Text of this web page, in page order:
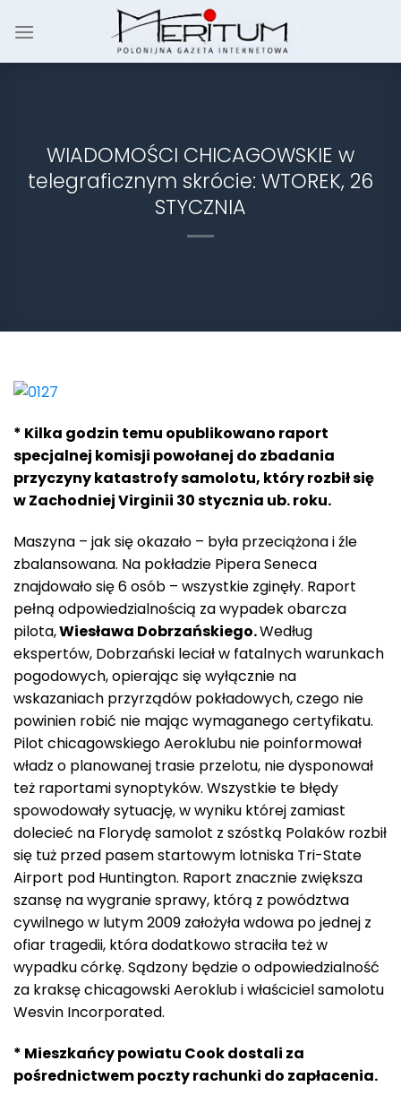
WIADOMOŚCI CHICAGOWSKIE w
telegraficznym skrócie: WTOREK, 26
STYCZNIA
* Kilka godzin temu opublikowano raport
specjalnej komisji powołanej do zbadania
przyczyny katastrofy samolotu, który rozbił się
w Zachodniej Virginii 30 stycznia ub. roku.
Maszyna – jak się okazało – była przeciążona i źle
zbalansowana. Na pokładzie Pipera Seneca
znajdowało się 6 osób – wszystkie zginęły. Raport
pełną odpowiedzialnością za wypadek obarcza
pilota,Wiesława Dobrzańskiego.Według
ekspertów, Dobrzański leciał w fatalnych warunkach
pogodowych, opierając się wyłącznie na
wskazaniach przyrządów pokładowych, czego nie
powinien robić nie mając wymaganego certyfikatu.
Pilot chicagowskiego Aeroklubu nie poinformował
władz o planowanej trasie przelotu, nie dysponował
też raportami synoptyków. Wszystkie te błędy
spowodowały sytuację, w wyniku której zamiast
dolecieć na Florydę samolot z szóstką Polaków rozbił
się tuż przed pasem startowym lotniska Tri-State
Airport pod Huntington. Raport znacznie zwiększa
szansę na wygranie sprawy, którą z powództwa
cywilnego w lutym 2009 założyła wdowa po jednej z
ofiar tragedii, która dodatkowo straciła też w
wypadku córkę. Sądzony będzie o odpowiedzialność
za kraksę chicagowski Aeroklub i właściciel samolotu
Wesvin Incorporated.
* Mieszkańcy powiatu Cook dostali za
pośrednictwem poczty rachunki do zapłacenia.